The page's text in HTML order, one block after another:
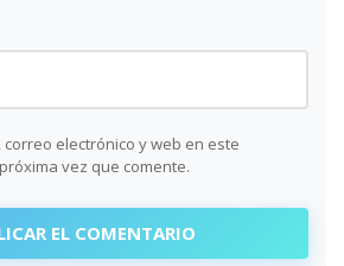
electrónico y web en este
vez que comente.